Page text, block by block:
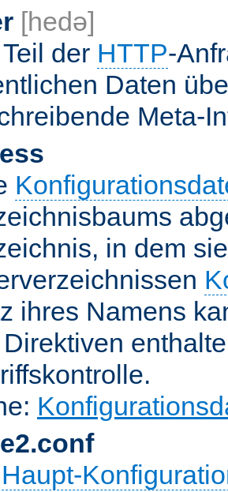
[hedə]
der HTTP-
Daten
Meta-
in dem
ihres Namens
Haupt-